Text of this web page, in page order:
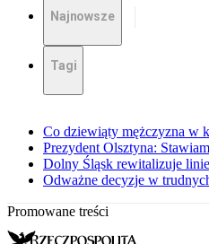
Najnowsze
Tagi
Co dziewiąty mężczyzna w
Prezydent Olsztyna:
Dolny Śląsk rewitalizuje
Odważne decyzje w
Promowane treści